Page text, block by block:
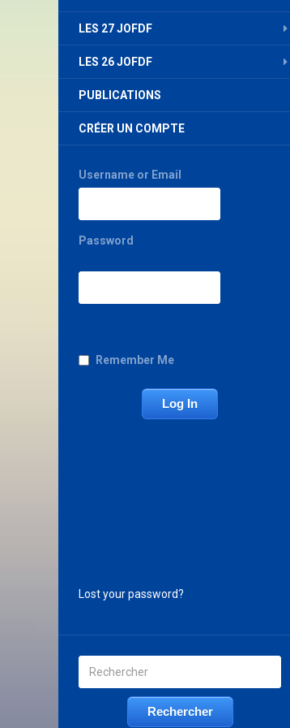
LES 27 JOFDF
LES 26 JOFDF
PUBLICATIONS
CRÉER UN COMPTE
Username or Email
Password
Remember Me
Lost your password?